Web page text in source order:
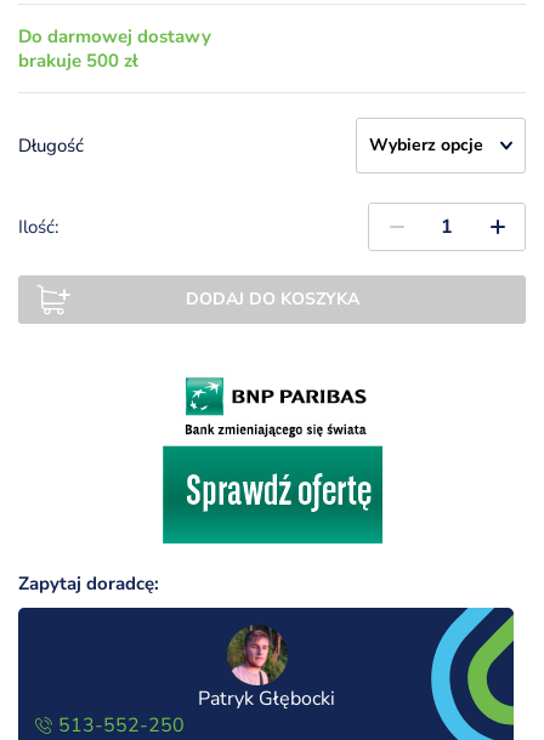
Do darmowej dostawy
brakuje 500 zł
Długość
Ilość:
DODAJ DO KOSZYKA
Zapytaj doradcę:
Patryk Głębocki
513-552-250